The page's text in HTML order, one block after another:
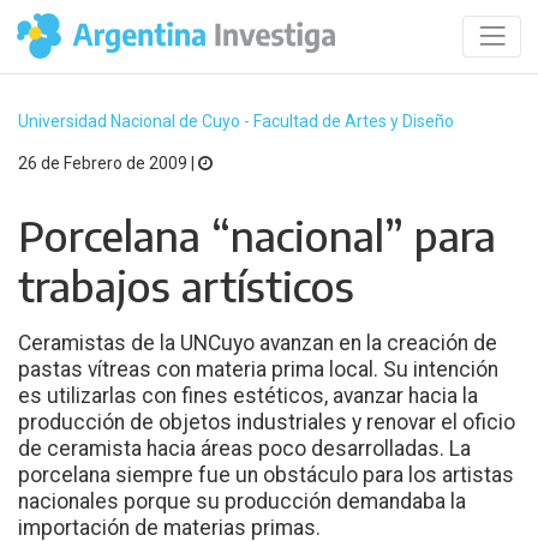
Universidad Nacional de Cuyo - Facultad de Artes y Diseño
26 de Febrero de 2009 |
Porcelana “nacional” para
trabajos artísticos
Ceramistas de la UNCuyo avanzan en la creación de
pastas vítreas con materia prima local. Su intención
es utilizarlas con fines estéticos, avanzar hacia la
producción de objetos industriales y renovar el oficio
de ceramista hacia áreas poco desarrolladas. La
porcelana siempre fue un obstáculo para los artistas
nacionales porque su producción demandaba la
importación de materias primas.